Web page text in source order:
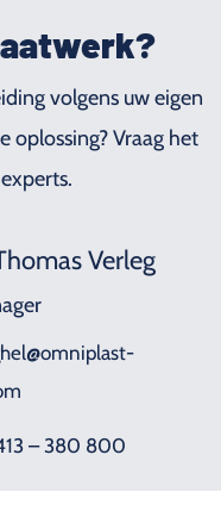
volgens uw eigen
oplossing? Vraag het
Verleg
– 380 800